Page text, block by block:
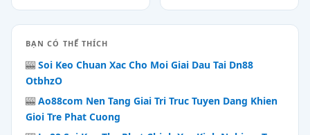
BẠN CÓ THỂ THÍCH
🎰 Soi Keo Chuan Xac Cho Moi Giai Dau Tai Dn88
OtbhzO
🎰 Ao88com Nen Tang Giai Tri Truc Tuyen Dang Khien
Gioi Tre Phat Cuong